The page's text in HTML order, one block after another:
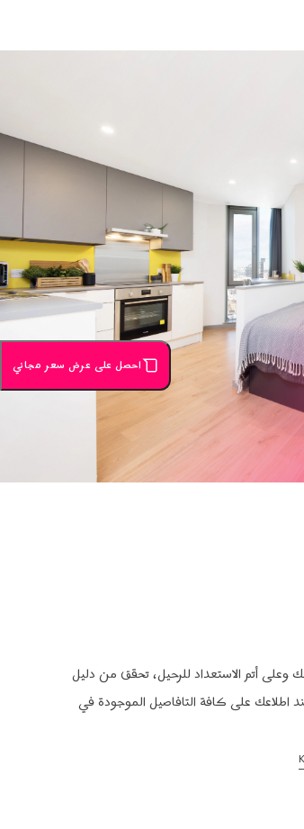
أتم الاستعداد للرحيل، تحقق من دليل
على كافة التافاصيل الموجودة في
احصل على عرض سعر مجاني